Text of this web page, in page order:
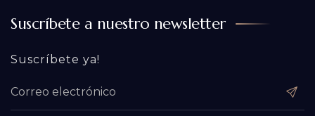
Suscríbete a nuestro newsletter
Suscríbete ya!